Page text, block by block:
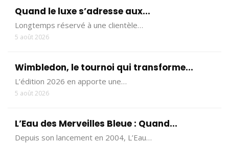
Quand le luxe s’adresse aux...
Longtemps réservé à une clientèle…
5 août 2026
Wimbledon, le tournoi qui transforme...
L’édition 2026 en apporte une…
5 août 2026
L’Eau des Merveilles Bleue : Quand...
Depuis son lancement en 2004, L’Eau…